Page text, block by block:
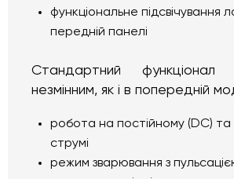
функціональне підсвічування
передній панелі
Стандартний функціонал
незмінним, як і в попередній
робота на постійному (DC) та
струмі
режим зварювання з